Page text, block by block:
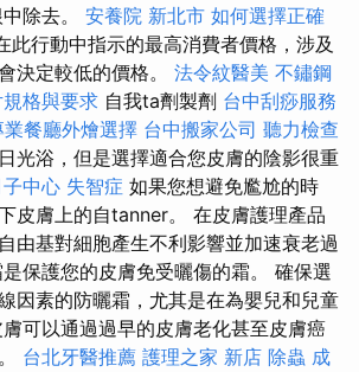
除去。 安養院 新北市 如何選擇正確
此行動中指示的最高消費者價格，涉及
決定較低的價格。 法令紋醫美 不鏽鋼
格與要求 自我ta劑製劑 台中刮痧服務
業餐廳外燴選擇 台中搬家公司 聽力檢查
光浴，但是選擇適合您皮膚的陰影很重
中心 失智症 如果您想避免尷尬的時
皮膚上的自tanner。 在皮膚護理產品
由基對細胞產生不利影響並加速衰老過
保護您的皮膚免受曬傷的霜。 確保選
因素的防曬霜，尤其是在為嬰兒和兒童
可以通過過早的皮膚老化甚至皮膚癌
台北牙醫推薦 護理之家 新店 除蟲 成